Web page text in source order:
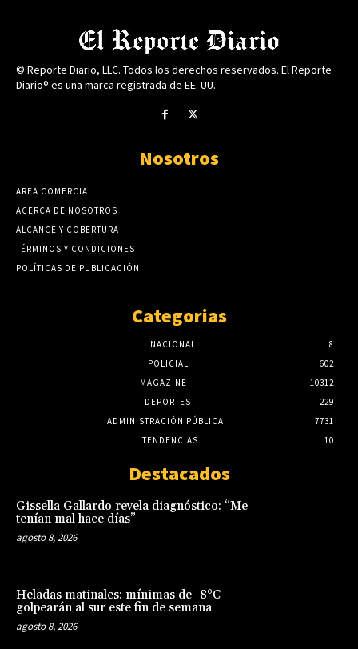
© Reporte Diario, LLC. Todos los derechos reservados. El Reporte
Diario® es una marca registrada de EE. UU.
Nosotros
AREA COMERCIAL
ACERCA DE NOSOTROS
ALCANCE Y COBERTURA
TÉRMINOS Y CONDICIONES
POLÍTICAS DE PUBLICACIÓN
Categorias
NACIONAL
8
POLICIAL
602
MAGAZINE
10312
DEPORTES
229
ADMINISTRACIÓN PÚBLICA
7731
TENDENCIAS
10
Destacados
Gissella Gallardo revela diagnóstico: “Me
tenían mal hace días”
agosto 8, 2026
Heladas matinales: mínimas de -8°C
golpearán al sur este fin de semana
agosto 8, 2026